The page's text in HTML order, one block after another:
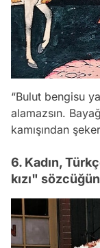
“Bulut bengisu
alamazsın.
kamışından
6. Kadın,
kızı"